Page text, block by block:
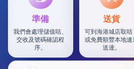
準備
我們會處理儲值咭、
交收及號碼確認程
序。
送貨
可到海港城店取咭
或免費順豐本地速
送達。